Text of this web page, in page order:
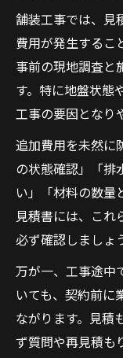
舗装工事では、見
費用が発生するこ
事前の現地調査と
す。特に地盤状態
工事の要因となり
追加費用を未然に
の状態確認」「排
い」「材料の数量
見積書には、これ
必ず確認しましょ
万が一、工事途中
いても、契約前に
ながります。見積
ず質問や再見積も